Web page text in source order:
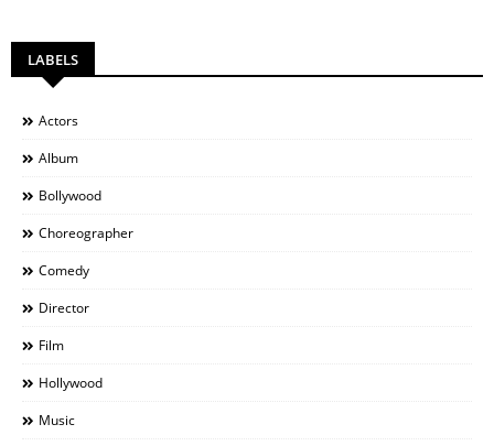
LABELS
Actors
Album
Bollywood
Choreographer
Comedy
Director
Film
Hollywood
Music